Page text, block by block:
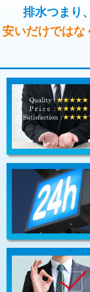
モルタル補修（厚
追加人工
理・調整・分解・
止水・漏水調査・
理・調整・分解・
止水・漏水調査・
理・調整・分解・
その他部品の脱着
交換・取付（タン
交換・取付(単水
式）)
交換・取付(混合
式・ワンホール）)
交換・取付(排水
（P/S/ポップアッ
交換・取付（その
持込商品取付（単
排水つまり
安いだけではな